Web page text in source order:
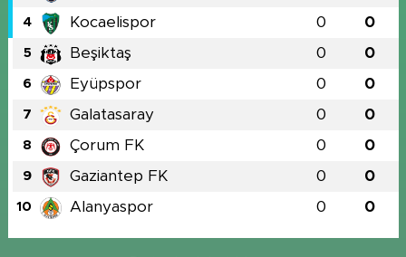
4 Kocaelispor 0 0
5 Beşiktaş 0 0
6 Eyüpspor 0 0
7 Galatasaray 0 0
8 Çorum FK 0 0
9 Gaziantep FK 0 0
10 Alanyaspor 0 0